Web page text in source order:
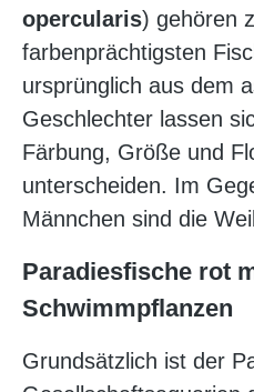
opercularis) gehören
farbenprächtigsten
ursprünglich aus dem
Geschlechter lassen
Färbung, Größe und
unterscheiden. Im
Männchen sind die
Paradiesfische rot
Schwimmpflanzen
Grundsätzlich ist der